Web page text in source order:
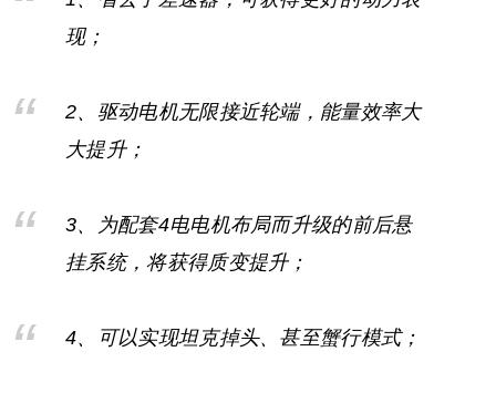
现；
2、驱动电机无限接近轮端，能量效率大
大提升；
3、为配套4电电机布局而升级的前后悬
挂系统，将获得质变提升；
4、可以实现坦克掉头、甚至蟹行模式；